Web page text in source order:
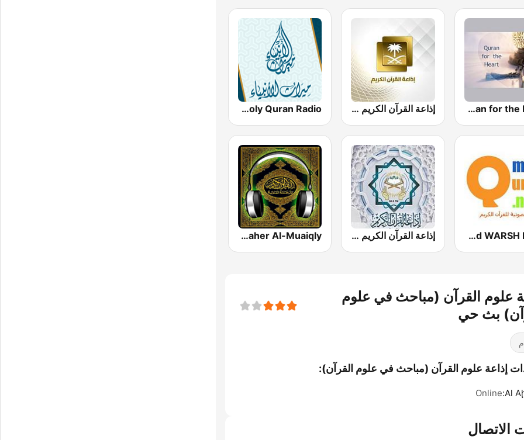
Quran for the Heart القرآن للقلب إذاعة القرآن الكريم - Holy Quran Radio Miraath's Holy Quran Radio ( ميراث القرآن الكريم)
Abdulbasit Abdulsamad WARSH Radio إذاعة القرآن الكريم من القاهرة Maher Al-Muaiqly (ماهر المعيقلي)
علوم القرآن (مباحث في علوم
بث حي
إذاعة علوم القرآن (مباحث في علوم القرآن):
Al
Online
الاتصال